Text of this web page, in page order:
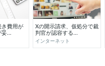
費用が
...
Xの開示請求、仮処分で裁
判官が認容する...
インターネット